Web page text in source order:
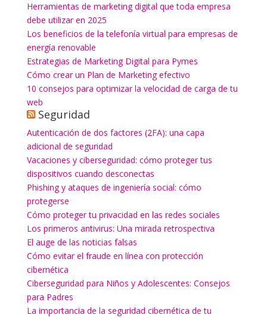
Herramientas de marketing digital que toda empresa
debe utilizar en 2025
Los beneficios de la telefonía virtual para empresas de
energía renovable
Estrategias de Marketing Digital para Pymes
Cómo crear un Plan de Marketing efectivo
10 consejos para optimizar la velocidad de carga de tu
web
Seguridad
Autenticación de dos factores (2FA): una capa
adicional de seguridad
Vacaciones y ciberseguridad: cómo proteger tus
dispositivos cuando desconectas
Phishing y ataques de ingeniería social: cómo
protegerse
Cómo proteger tu privacidad en las redes sociales
Los primeros antivirus: Una mirada retrospectiva
El auge de las noticias falsas
Cómo evitar el fraude en línea con protección
cibernética
Ciberseguridad para Niños y Adolescentes: Consejos
para Padres
La importancia de la seguridad cibernética de tu